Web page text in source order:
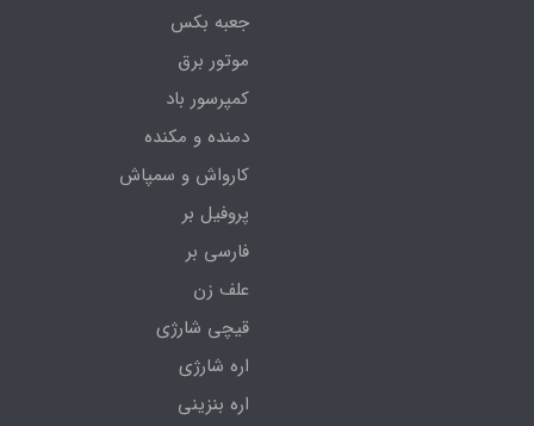
جعبه بکس
موتور برق
کمپرسور باد
دمنده و مکنده
کارواش و سمپاش
پروفیل بر
فارسی بر
علف زن
قیچی شارژی
اره شارژی
اره بنزینی